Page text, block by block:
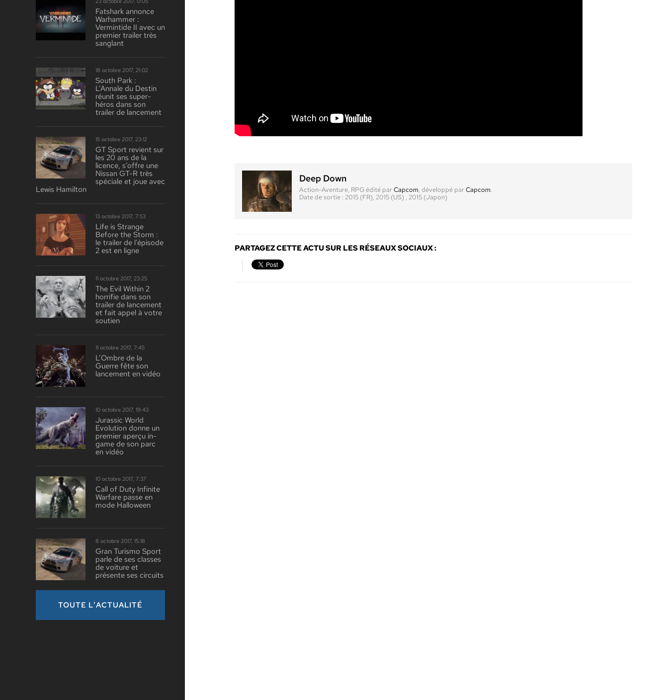
Deep Down
Action-Aventure, RPGédité par Capcom, développé par Capcom.
Date de sortie : 2015 (FR), 2015 (US) , 2015 (Japon)
PARTAGEZ CETTE ACTU SUR LES RÉSEAUX SOCIAUX :
Fatshark annonce
Warhammer :
Vermintide II avec un
premier trailer très
sanglant
18 octobre 2017, 21:02
South Park :
L’Annale du Destin
réunit ses super-
héros dans son
trailer de lancement
15 octobre 2017, 23:12
GT Sport revient sur
les 20 ans de la
licence, s’offre une
Nissan GT-R très
spéciale et joue avec
Lewis Hamilton
13 octobre 2017, 7:53
Life is Strange
Before the Storm :
le trailer de l’épisode
2 est en ligne
11 octobre 2017, 23:25
The Evil Within 2
horrifie dans son
trailer de lancement
et fait appel à votre
soutien
11 octobre 2017, 7:45
L’Ombre de la
Guerre fête son
lancement en vidéo
10 octobre 2017, 19:43
Jurassic World
Evolution donne un
premier aperçu in-
game de son parc
en vidéo
10 octobre 2017, 7:37
Call of Duty Infinite
Warfare passe en
mode Halloween
8 octobre 2017, 15:18
Gran Turismo Sport
parle de ses classes
de voiture et
présente ses circuits
TOUTE L'ACTUALITÉ